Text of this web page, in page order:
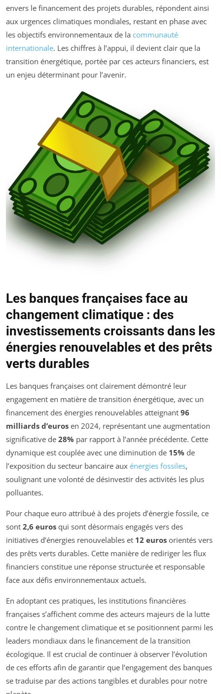
envers le financement des projets durables, répondent ainsi
aux urgences climatiques mondiales, restant en phase avec
les objectifs environnementaux de la communauté
internationale. Les chiffres à l’appui, il devient clair que la
transition énergétique, portée par ces acteurs financiers, est
un enjeu déterminant pour l’avenir.
Les banques françaises face au
changement climatique : des
investissements croissants dans les
énergies renouvelables et des prêts
verts durables
Les banques françaises ont clairement démontré leur
engagement en matière de transition énergétique, avec un
financement des énergies renouvelables atteignant 96
milliards d’euros en 2024, représentant une augmentation
significative de 28% par rapport à l’année précédente. Cette
dynamique est couplée avec une diminution de 15% de
l’exposition du secteur bancaire aux énergies fossiles,
soulignant une volonté de désinvestir des activités les plus
polluantes.
Pour chaque euro attribué à des projets d’énergie fossile, ce
sont 2,6 euros qui sont désormais engagés vers des
initiatives d’énergies renouvelables et 12 euros orientés vers
des prêts verts durables. Cette manière de rediriger les flux
financiers constitue une réponse structurée et responsable
face aux défis environnementaux actuels.
En adoptant ces pratiques, les institutions financières
françaises s’affichent comme des acteurs majeurs de la lutte
contre le changement climatique et se positionnent parmi les
leaders mondiaux dans le financement de la transition
écologique. Il est crucial de continuer à observer l’évolution
de ces efforts afin de garantir que l’engagement des banques
se traduise par des actions tangibles et durables pour notre